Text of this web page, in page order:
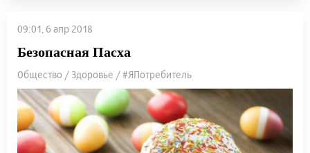
09:01, 6 апр 2018
Безопасная Пасха
Общество / Здоровье / #ЯПотребитель